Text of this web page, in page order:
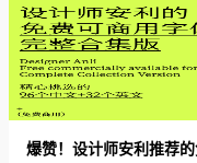
爆赞！设计师安利推荐